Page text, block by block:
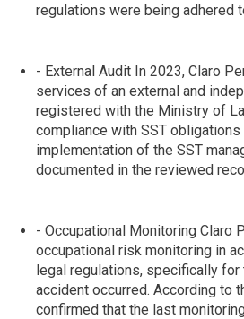
regulations were being adhered
- External Audit In 2023, Claro
services of an external and
registered with the Ministry of
compliance with SST obligations
implementation of the SST
documented in the reviewed
- Occupational Monitoring Claro
occupational risk monitoring in
legal regulations, specifically for
accident occurred. According to
confirmed that the last